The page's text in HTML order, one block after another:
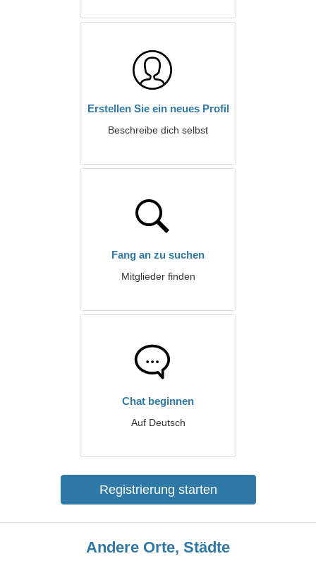
Erstellen Sie ein neues Profil
Beschreibe dich selbst
Fang an zu suchen
Mitglieder finden
Chat beginnen
Auf Deutsch
Registrierung starten
Andere Orte, Städte